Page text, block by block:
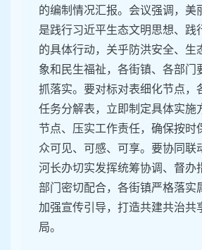
的编制情况汇报。会议强调，美
是践行习近平生态文明思想、践
的具体行动，关乎防洪安全、生
象和民生福祉，各街镇、各部门
抓落实。要对标对表细化节点，
任务分解表，立即制定具体实施
节点、压实工作责任，确保按时
众可见、可感、可享。要协同联
河长办切实发挥统筹协调、督办
部门密切配合，各街镇严格落实
加强宣传引导，打造共建共治共
局。